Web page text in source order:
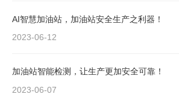
AI智慧加油站，加油站安全生产之利器！
2023-06-12
加油站智能检测，让生产更加安全可靠！
2023-06-07